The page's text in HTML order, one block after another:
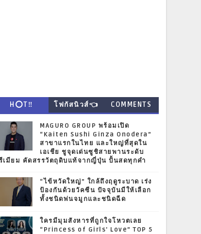
H⭕T‼ โฟกัสนิวส์👈 COMMENTS
MAGURO GROUP พร้อมเปิด
“Kaiten Sushi Ginza Onodera”
สาขาแรกในไทย และใหญ่ที่สุดใน
เอเชีย ชูจุดเด่นซูชิสายพานระดับ
เมียม คัดสรรวัตถุดิบแท้จากญี่ปุ่น ปั้นสดทุกคำ
“ไข้หวัดใหญ่” ใกล้ถึงฤดูระบาด เร่ง
ป้องกันด้วยวัคซีน ปัจจุบันมีให้เลือก
ทั้งชนิดพ่นจมูกและชนิดฉีด
ใครมีมุมสังหารที่ถูกใจโหวตเลย
“Princess of Girls' Love” TOP 5